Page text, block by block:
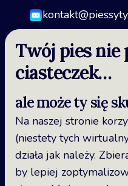
Twój pies nie
ciasteczek…
ale może ty się
Na naszej stronie
(niestety tych
działa jak należy.
by lepiej
Regulamin
Polityka